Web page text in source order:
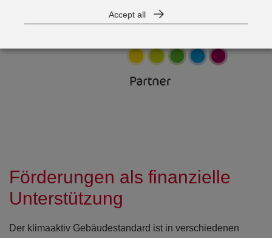
Förderungen als finanzielle
Unterstützung
Der klimaaktiv Gebäudestandard ist in verschiedenen
Accept all